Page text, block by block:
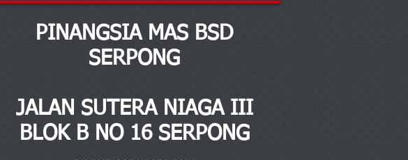
PINANGSIA MAS BSD
SERPONG
JALAN SUTERA NIAGA III
BLOK B NO 16 SERPONG